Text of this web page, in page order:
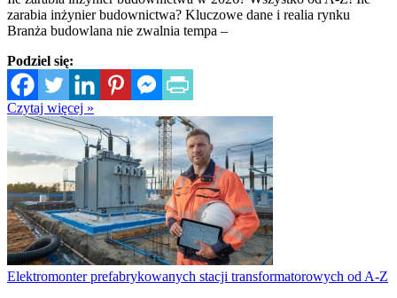
zarabia inżynier budownictwa? Kluczowe dane i realia rynku
Branża budowlana nie zwalnia tempa –
Podziel się:
Czytaj więcej »
Elektromonter prefabrykowanych stacji transformatorowych od A-Z